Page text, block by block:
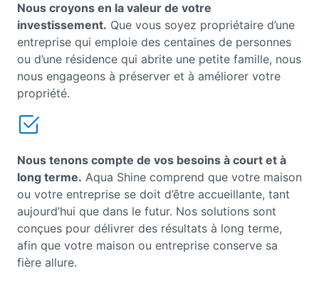
Nous croyons en la valeur de votre
investissement. Que vous soyez propriétaire d’une
entreprise qui emploie des centaines de personnes
ou d’une résidence qui abrite une petite famille, nous
nous engageons à préserver et à améliorer votre
propriété.
Nous tenons compte de vos besoins à court et à
long terme. Aqua Shine comprend que votre maison
ou votre entreprise se doit d’être accueillante, tant
aujourd’hui que dans le futur. Nos solutions sont
conçues pour délivrer des résultats à long terme,
afin que votre maison ou entreprise conserve sa
fière allure.